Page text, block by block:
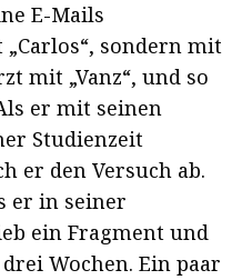
E-Mails
sondern mit
mit „Vanz“, und so
er mit seinen
Studienzeit
er den Versuch ab.
er in seiner
ein Fragment und
Wochen. Ein paar